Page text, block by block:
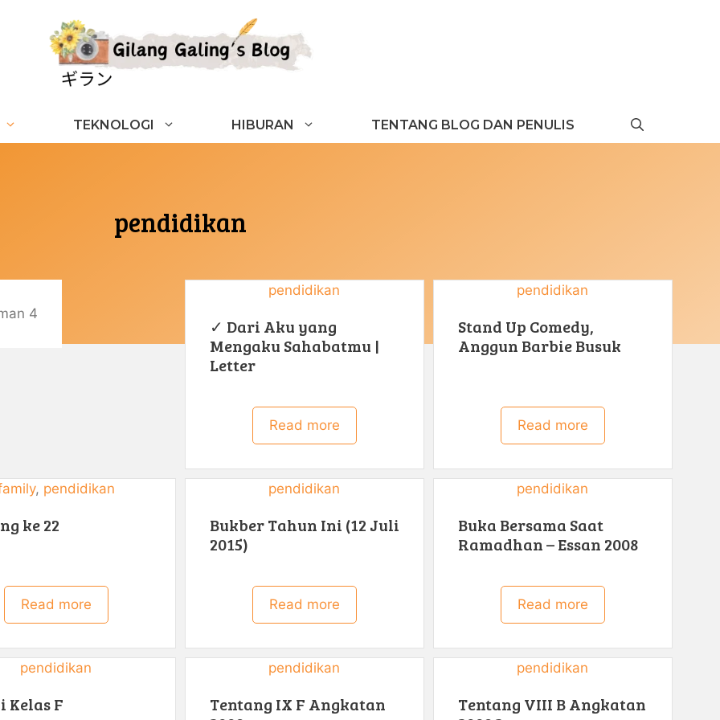
TEKNOLOGI HIBURAN TENTANG BLOG DAN PENULIS
pendidikan
4
pendidikan
✓ Dari Aku yang
Mengaku Sahabatmu |
Letter
Read more
pendidikan
Stand Up Comedy,
Anggun Barbie Busuk
Read more
, pendidikan
ke 22
Read more
pendidikan
Bukber Tahun Ini (12 Juli
2015)
Read more
pendidikan
Buka Bersama Saat
Ramadhan – Essan 2008
Read more
pendidikan
Kelas F
pendidikan
Tentang IX F Angkatan
pendidikan
Tentang VIII B Angkatan